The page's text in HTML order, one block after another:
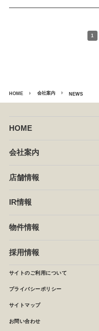
1
HOME 会社案内 NEWS
HOME
会社案内
企業情報
セントラルキッチン
NEWS
店舗情報
椿屋珈琲
イタリアンダイニングDONA
店舗検索
IR情報
IRニュース
月次報告
決算短信
株主の皆様へ
よくあるご質問 (株主優待制度)
物件情報
採用情報
サイトのご利用について
プライバシーポリシー
サイトマップ
お問い合わせ